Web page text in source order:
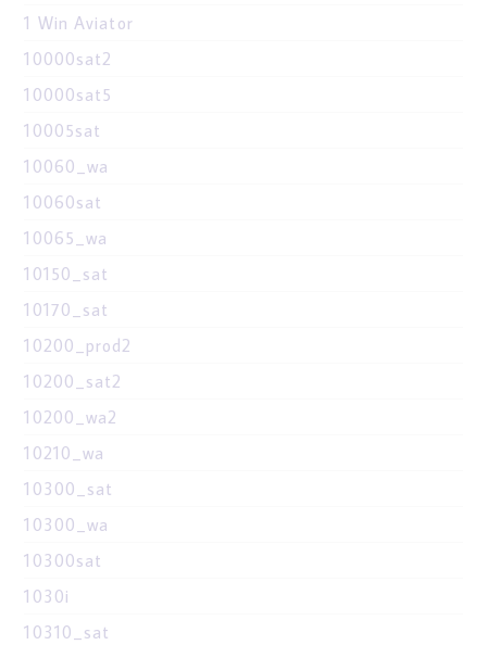
1 Win Aviator
10000sat2
10000sat5
10005sat
10060_wa
10060sat
10065_wa
10150_sat
10170_sat
10200_prod2
10200_sat2
10200_wa2
10210_wa
10300_sat
10300_wa
10300sat
1030i
10310_sat